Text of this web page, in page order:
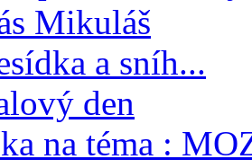
Mikuláš
a sníh...
den
na téma :